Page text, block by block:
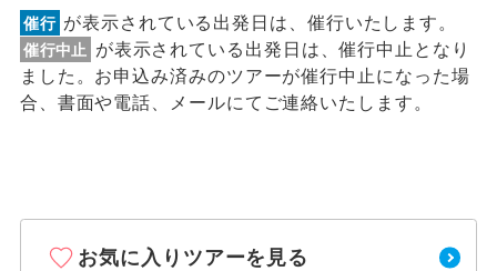
催行 が表示されている出発日は、催行いたします。
催行中止
が表示されている出発日は、催行中止となり
ました。お申込み済みのツアーが催行中止になった場
合、書面や電話、メールにてご連絡いたします。
お気に入りツアーを見る